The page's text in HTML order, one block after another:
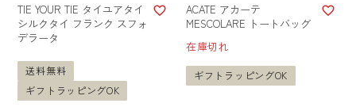
TIE YOUR TIE タイユアタイ
シルクタイ フランク スフォ
デラータ
送料無料
ギフトラッピングOK
ACATE アカーテ
MESCOLARE トートバッグ
在庫切れ
ギフトラッピングOK